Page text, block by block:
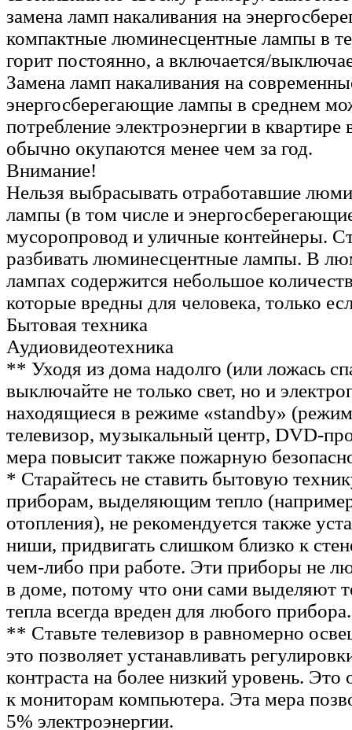
замена ламп накаливания на
компактные люминесцентные лампы в
горит постоянно, а включается/
Замена ламп накаливания на
энергосберегающие лампы в среднем
потребление электроэнергии в квартире
обычно окупаются менее чем за год.
Внимание!
Нельзя выбрасывать отработавшие
лампы (в том числе и
мусоропровод и уличные контейнеры.
разбивать люминесцентные лампы. В
лампах содержится небольшое
которые вредны для человека, только
Бытовая техника
Аудиовидеотехника
** Уходя из дома надолго (или ложась
выключайте не только свет, но и
находящиеся в режиме «standby»
телевизор, музыкальный центр, DVD-
мера повысит также пожарную
* Старайтесь не ставить бытовую
приборам, выделяющим тепло
отопления), не рекомендуется также
ниши, придвигать слишком близко к
чем-либо при работе. Эти приборы не
в доме, потому что они сами выделяют
тепла всегда вреден для любого прибора.
** Ставьте телевизор в равномерно
это позволяет устанавливать
контраста на более низкий уровень. Это
к мониторам компьютера. Эта мера
5% электроэнергии.